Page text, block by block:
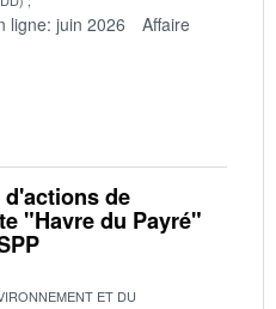
ligne: juin 2026
Affaire
de
"Havre du Payré"
ET DU